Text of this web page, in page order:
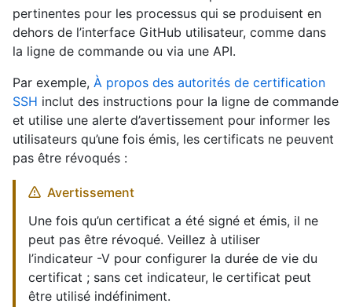
pertinentes pour les processus qui se produisent en
dehors de l’interface GitHub utilisateur, comme dans
la ligne de commande ou via une API.
Par exemple, À propos des autorités de certification
SSH inclut des instructions pour la ligne de commande
et utilise une alerte d’avertissement pour informer les
utilisateurs qu’une fois émis, les certificats ne peuvent
pas être révoqués :
Avertissement
Une fois qu’un certificat a été signé et émis, il ne
peut pas être révoqué. Veillez à utiliser
l’indicateur -V pour configurer la durée de vie du
certificat ; sans cet indicateur, le certificat peut
être utilisé indéfiniment.